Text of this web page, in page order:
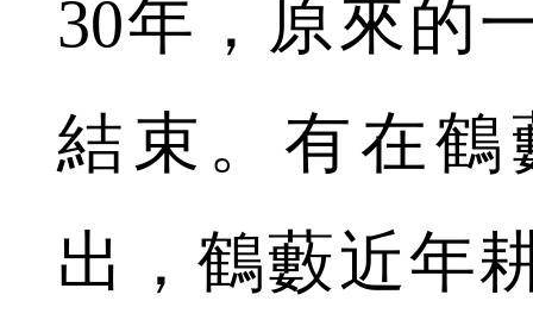
30年，原來的
結束。有在鶴
出，鶴藪近年